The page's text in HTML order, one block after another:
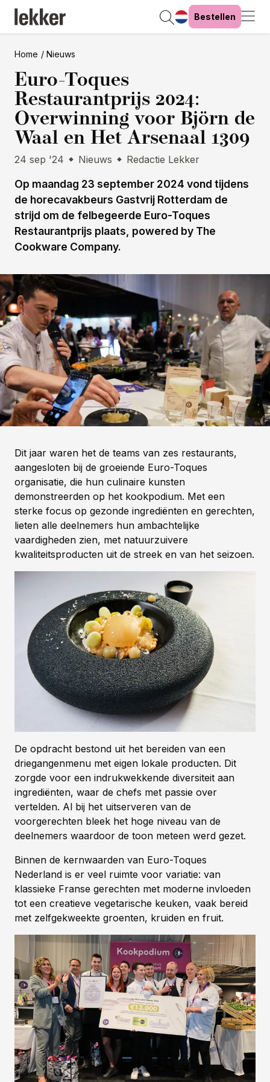
Bestellen
Home Nieuws
Euro-Toques
Restaurantprijs 2024:
Overwinning voor Björn de
Waal en Het Arsenaal 1309
24 sep '24 Nieuws Redactie Lekker
Op maandag 23 september 2024 vond tijdens
de horecavakbeurs Gastvrij Rotterdam de
strijd om de felbegeerde Euro-Toques
Restaurantprijs plaats, powered by The
Cookware Company.
Dit jaar waren het de teams van zes restaurants,
aangesloten bij de groeiende Euro-Toques
organisatie, die hun culinaire kunsten
demonstreerden op het kookpodium. Met een
sterke focus op gezonde ingrediënten en gerechten,
lieten alle deelnemers hun ambachtelijke
vaardigheden zien, met natuurzuivere
kwaliteitsproducten uit de streek en van het seizoen.
De opdracht bestond uit het bereiden van een
driegangenmenu met eigen lokale producten. Dit
zorgde voor een indrukwekkende diversiteit aan
ingrediënten, waar de chefs met passie over
vertelden. Al bij het uitserveren van de
voorgerechten bleek het hoge niveau van de
deelnemers waardoor de toon meteen werd gezet.
Binnen de kernwaarden van Euro-Toques
Nederland is er veel ruimte voor variatie: van
klassieke Franse gerechten met moderne invloeden
tot een creatieve vegetarische keuken, vaak bereid
met zelfgekweekte groenten, kruiden en fruit.